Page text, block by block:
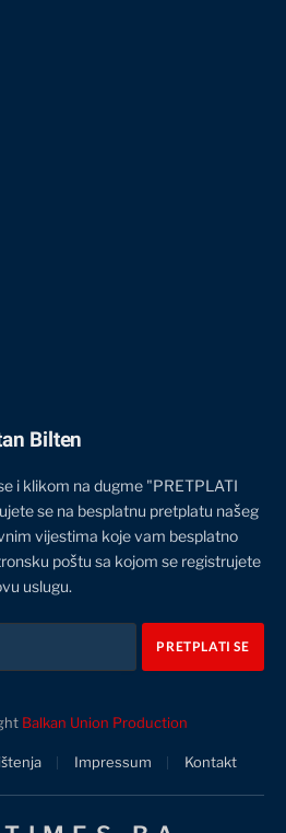
Bilten
i klikom na dugme "PRETPLATI
se na besplatnu pretplatu našeg
vijestima koje vam besplatno
poštu sa kojom se registrujete
uslugu.
Balkan Union Production
Impressum Kontakt